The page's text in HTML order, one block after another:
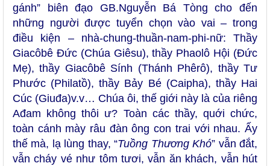
gánh” biên đạo GB.Nguyễn Bá Tòng cho đến
những người được tuyển chọn vào vai – trong
điều kiện – nhà-chung-thuần-nam-phi-nữ: Thầy
Giacôbê Đức (Chúa Giêsu), thầy Phaolô Hội (Đức
Mẹ), thầy Giacôbê Sính (Thánh Phêrô), thầy Tư
Phước (Philatồ), thầy Bảy Bé (Caipha), thầy Hai
Cúc (Giuđa)v.v… Chúa ôi, thế giới này là của riêng
Ađam không thôi ư? Toàn các thầy, quới chức,
toàn cánh mày râu đàn ông con trai với nhau. Ấy
thế mà, lạ lùng thay, “Tuồng Thương Khó” vẫn đắt,
vẫn cháy vé như tôm tươi, vẫn ăn khách, vẫn hút